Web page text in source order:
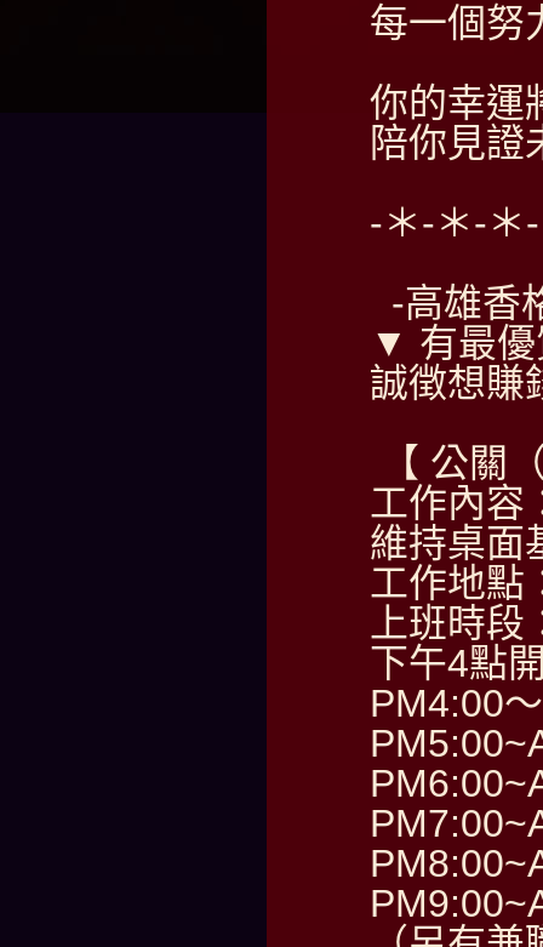
每一個努
你的幸運
陪你見證
-＊-＊-＊
-高雄香
▼ 有最
誠徴想賺
【 公關
工作內容
維持桌面
工作地點
上班時段
下午4點
PM4:00